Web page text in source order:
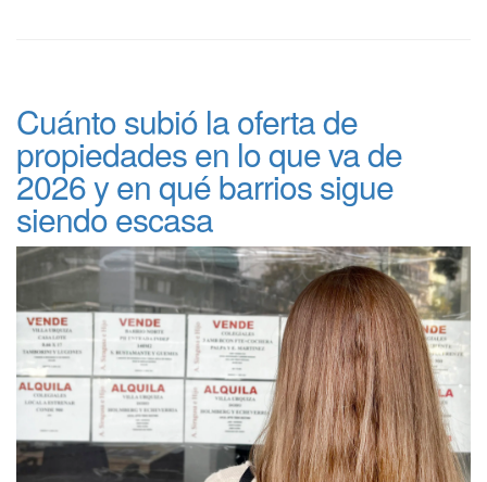
Cuánto subió la oferta de
propiedades en lo que va de
2026 y en qué barrios sigue
siendo escasa